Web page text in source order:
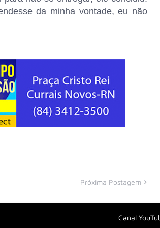
da minha vontade, eu não
Próxima Postagem
Canal